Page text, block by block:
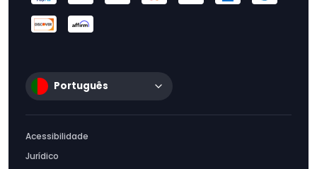
Português
Acessibilidade
Jurídico